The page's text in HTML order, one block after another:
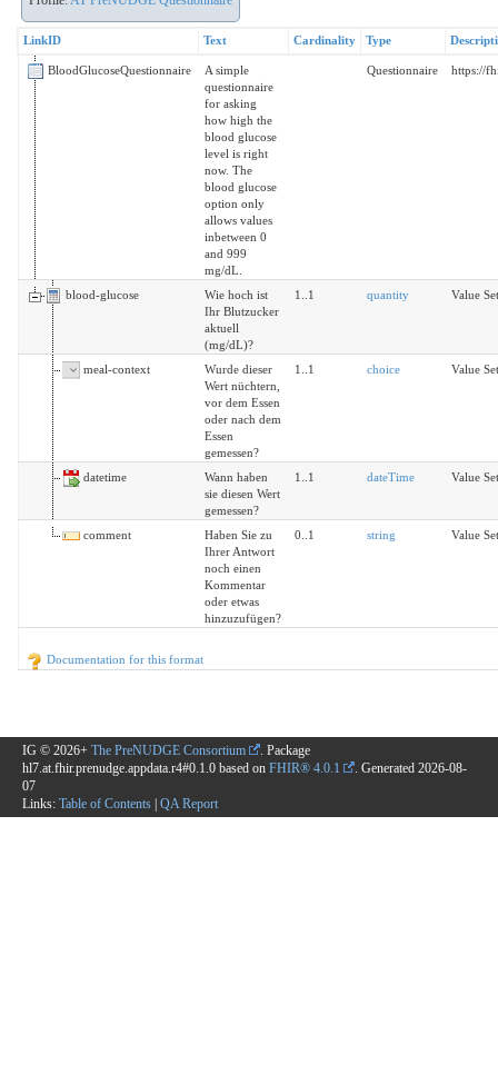
LinkID Text Cardinality Type
BloodGlucoseQuestionnaire
A simple
questionnaire
for asking
how high the
blood glucose
level is right
now. The
blood glucose
option only
allows values
inbetween 0
and 999
mg/dL.
Questionnaire https://
blood-glucose
Wie hoch ist
Ihr Blutzucker
aktuell
(mg/dL)?
1..1 quantity Value
meal-context
Wurde dieser
Wert nüchtern,
vor dem Essen
oder nach dem
Essen
gemessen?
1..1 choice Value
datetime
Wann haben
sie diesen Wert
gemessen?
1..1 dateTime Value
comment
Haben Sie zu
Ihrer Antwort
noch einen
Kommentar
oder etwas
hinzuzufügen?
0..1 string Value
Documentation for this format
IG © 2026+ The PreNUDGE Consortium
. Package
hl7.at.fhir.prenudge.appdata.r4#0.1.0 based on FHIR® 4.0.1 . Generated 2026-08-
07
Links: Table of Contents QA Report